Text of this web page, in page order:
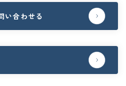
い合わせる